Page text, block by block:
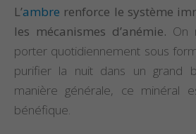
L’ambre renforce le système
les mécanismes d’anémie. On
porter quotidiennement sous
purifier la nuit dans un grand
manière générale, ce minéral
bénéfique.